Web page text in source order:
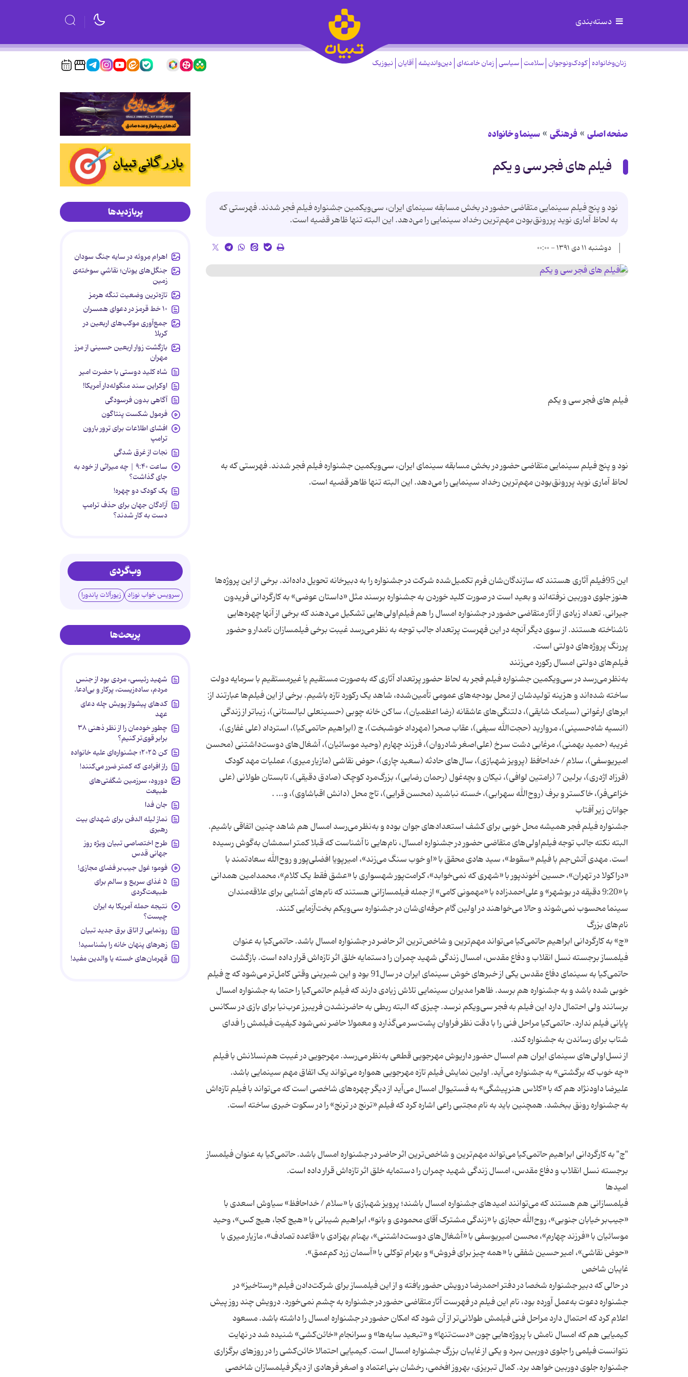
دسته‌بندی
زنان‌وخانواده کودک‌ونوجوان سلامت سیاسی زمان خامنه‌ای دین‌واندیشه آقایان نیوزیک
صفحه اصلی فرهنگی سینما و خانواده
فیلم های فجر سی و یکم
نود و پنج فیلم سینمایی متقاضی حضور در بخش‌ مسابقه سینمای ایران، سی‌ویکمین جشنواره فیلم فجر شدند. فهرستی که
به لحاظ آماری نوید پررونق‌بودن مهم‌ترین رخداد سینمایی را می‌دهد. این البته تنها ظاهر قضیه است.
دوشنبه ۱۱ دی ۱۳۹۱ - ۰۰:۰۰
نود و پنج فیلم سینمایی متقاضی حضور در بخش‌ مسابقه سینمای ایران، سی‌ویکمین جشنواره فیلم فجر شدند. فهرستی که به
این 95فیلم آثاری هستند که سازندگان‌شان فرم تکمیل‌شده شرکت در جشنواره را به دبیرخانه تحویل داده‌اند. برخی از این پروژه‌ها
هنوز جلوی دوربین نرفته‌اند و بعید است در صورت کلید خوردن به جشنواره برسند مثل «داستان عوضی» به کارگردانی فریدون
جیرانی. تعداد زیادی از آثار متقاضی حضور در جشنواره امسال را هم فیلم‌اولی‌هایی تشکیل می‌دهند که برخی از آنها چهره‌هایی
ناشناخته هستند. از سوی دیگر آنچه در این فهرست پرتعداد جالب توجه به نظر می‌رسد غیبت برخی فیلمسازان نامدار و حضور
به‌نظر می‌رسد در سی‌ویکمین جشنواره فیلم فجر به لحاظ حضور پرتعداد آثاری که به‌صورت مستقیم یا غیرمستقیم با سرمایه دولت
ساخته شده‌اند و هزینه تولیدشان از محل بودجه‌های عمومی تأمین‌شده، شاهد یک رکورد تازه باشیم. برخی از این فیلم‌ها عبارتند از:
ابرهای ارغوانی (سیامک شایقی)، دلتنگی‌های عاشقانه (رضا اعظمیان)، ساکن خانه چوبی (حسینعلی لیالستانی)، زیباتر از زندگی
(انسیه شاه‌حسینی)، مروارید (حجت‌‌الله سیفی)، عقاب صحرا (مهرداد خوشبخت)، چ (ابراهیم حاتمی‌کیا)، استرداد (علی غفاری)،
غریبه (حمید بهمنی)، مرغابی دشت سرخ (علی‌اصغر شادروان)، فرزند چهارم (وحید موسائیان)، آشغال‌های دوست‌داشتنی (محسن
امیریوسفی)، سلام / خداحافظ (پرویز شهبازی)، سال‌های حادثه (سعید چاری)، حوض نقاشی (مازیار میری)، عملیات مهد کودک
(فرزاد اژدری)، برلین 7 (رامتین لوافی)، نیکان و بچه‌غول (رحمان رضایی)، بزرگ‌مرد کوچک (صادق دقیقی)، تابستان طولانی (علی
جشنواره فیلم فجر همیشه محل خوبی برای کشف استعدادهای جوان بوده و به‌نظر می‌رسد امسال هم شاهد چنین اتفاقی باشیم.
البته نکته جالب توجه فیلم‌اولی‌های متقاضی حضور در جشنواره امسال، نام‌هایی ناآشناست که قبلا کمتر اسمشان به‌گوش رسیده
است. مهدی آتش‌جم با فیلم «سقوط»، سید هادی محقق با «او خوب سنگ می‌زند»، امیرپویا افضلی‌پور و روح‌الله سعادتمند با
«دراکولا در تهران»، حسین آخوندپور با «شهری که نمی‌خوابد»، کرامت‌پور شهسواری با «عشق فقط یک کلام»، محمدامین همدانی
با «9:20 دقیقه در بوشهر» و علی‌احمدزاده با «مهمونی کامی» از جمله فیلمسازانی هستند که نام‌های آشنایی برای علاقه‌مندان
«چ» به کارگردانی ابراهیم حاتمی‌کیا می‌تواند مهم‌ترین و شاخص‌ترین اثر حاضر در جشنواره‌ امسال باشد. حاتمی‌کیا به عنوان
فیلمساز برجسته نسل انقلاب و دفاع مقدس، امسال زندگی شهید چمران را دستمایه خلق اثر تازه‌اش قرار داده است. بازگشت
حاتمی‌کیا به سینمای دفاع مقدس یکی از خبرهای خوش‌ سینمای ایران در سال91 بود و این شیرینی وقتی کامل‌تر می‌شود که چ فیلم
خوبی شده باشد و به جشنواره هم برسد. ظاهرا مدیران سینمایی تلاش زیادی دارند که فیلم حاتمی‌کیا را حتما به جشنواره امسال
برسانند ولی احتمال دارد این فیلم به فجر سی‌ویکم نرسد. چیزی که البته ربطی به حاضرنشدن فریبرز عرب‌نیا برای بازی در سکانس
پایانی فیلم ندارد. حاتمی‌کیا مراحل فنی را با دقت نظر فراوان پشت‌سر می‌گذارد و معمولا حاضر نمی‌شود کیفیت فیلمش را فدای
از نسل‌اولی‌های سینمای ایران هم امسال حضور داریوش مهرجویی قطعی به‌نظر می‌رسد. مهرجویی در غیبت هم‌نسلانش با فیلم
علیرضا داودنژاد هم که با «کلاس هنرپیشگی» به فستیوال امسال می‌آید از دیگر چهره‌های شاخصی است که می‌تواند با فیلم تازه‌اش
"چ" به کارگردانی ابراهیم حاتمی‌کیا می‌تواند مهم‌ترین و شاخص‌ترین اثر حاضر در جشنواره‌ امسال باشد. حاتمی‌کیا به عنوان فیلمساز
فیلمسازانی هم هستند که می‌توانند امیدهای جشنواره امسال باشند؛ پرویز شهبازی با «سلام / خداحافظ» سیاوش اسعدی با
«جیب‌بر خیابان جنوبی»، روح‌الله حجازی با «زندگی مشترک آقای محمودی و بانو»، ابراهیم شیبانی با «هیچ کجا، هیچ کس»، وحید
موسائیان با «فرزند چهارم»، محسن امیریوسفی با «آشغال‌های دوست‌داشتنی»، بهنام بهزادی با «قاعده تصادف»، مازیار میری با
در حالی که دبیر جشنواره شخصا در دفتر احمدرضا درویش حضور یافته و از این فیلمساز برای شرکت‌دادن فیلم «رستاخیز» در
جشنواره دعوت به‌عمل آورده بود، نام این فیلم در فهرست آثار متقاضی حضور در جشنواره به چشم نمی‌خورد. درویش چند روز پیش
اعلام کرد که احتمال دارد مراحل فنی فیلمش طولانی‌تر از آن شود که امکان حضور در جشنواره امسال را داشته باشد. مسعود
کیمیایی هم که امسال نامش با پروژه‌هایی چون «دست‌تنها» و «تبعید سایه‌ها» و سرانجام «خائن‌کشی» شنیده شد در نهایت
نتوانست فیلمی را جلوی دوربین ببرد و یکی از غایبان بزرگ جشنواره امسال است. کیمیایی احتمالا خائن‌کشی را در روزهای برگزاری
جشنواره جلوی دوربین خواهد برد. کمال تبریزی، بهروز افخمی، رخشان بنی‌اعتماد و اصغر فرهادی از دیگر فیلمسازان شاخصی
پربازدیدها
اهرام مِروئه در سایه جنگ سودان
جنگل‌های یونان؛ نقاشیِ سوخته‌ی
زمین
تازه‌ترین وضعیت تنگه هرمز
۱۰ خط قرمز در دعوای همسران
جمع‌آوری موکب‌های اربعین در
کربلا
بازگشت زوار اربعین حسینی از مرز
مهران
شاه کلید دوستی با حضرت امیر
اوکراین سند منگوله‌دار آمریکا!
آگاهی بدون فرسودگی
فرمول شکست پنتاگون
افشای اطلاعات برای ترور بارون
ترامپ
نجات از غرق شدگی
ساعت ۹:۴۰ | چه میراثی از خود به
جای گذاشت؟
یک کودک دو چهره!
آزادگان جهان برای حذف ترامپ
دست به کار شدند؟
وب‌گردی
سرویس خواب نوزاد زیورآلات پاندورا
پربحث‌ها
شهید رئیسی، مردی بود از جنس
مردم، ساده‌زیست، پرکار و بی‌ادعا.
کدهای پیشواز پویش چله دعای
عهد
چطور خودمان را از نظر ذهنی ۳۸
برابر قوی‌تر کنیم؟
کن ۲۰۲۵؛ جشنواره‌ای علیه خانواده
راز افرادی که کمتر ضرر می‌کنند!
دورود، سرزمین شگفتی‌های
طبیعت
جان فدا
نماز لیله الدفن برای شهدای بیت
رهبری
طرح اختصاصی تبیان ویژه روز
جهانی قدس
فومو؛ غول جیب‌بر فضای مجازی!
۵ غذای سریع و سالم برای
طبیعت‌گردی
نتیجه حمله آمریکا به ایران
چیست؟
رونمایی از اتاق برق جدید تبیان
زهرهای پنهان خانه را بشناسید!
قهرمان‌های خسته یا والدین مفید!